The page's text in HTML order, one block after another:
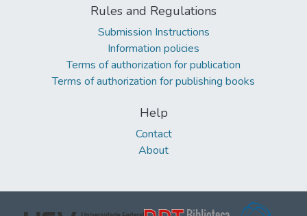
Rules and Regulations
Submission Instructions
Information policies
Terms of authorization for publication
Terms of authorization for publishing books
Help
Contact
About